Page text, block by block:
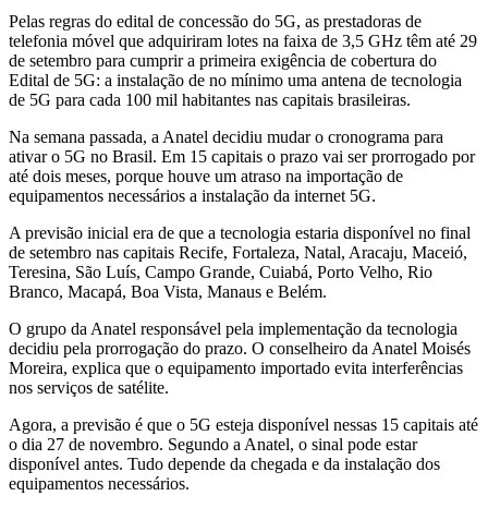
Pelas regras do edital de concessão do 5G, as prestadoras de
telefonia móvel que adquiriram lotes na faixa de 3,5 GHz têm até 29
de setembro para cumprir a primeira exigência de cobertura do
Edital de 5G: a instalação de no mínimo uma antena de tecnologia
de 5G para cada 100 mil habitantes nas capitais brasileiras.
Na semana passada, a Anatel decidiu mudar o cronograma para
ativar o 5G no Brasil. Em 15 capitais o prazo vai ser prorrogado por
até dois meses, porque houve um atraso na importação de
equipamentos necessários a instalação da internet 5G.
A previsão inicial era de que a tecnologia estaria disponível no final
de setembro nas capitais Recife, Fortaleza, Natal, Aracaju, Maceió,
Teresina, São Luís, Campo Grande, Cuiabá, Porto Velho, Rio
Branco, Macapá, Boa Vista, Manaus e Belém.
O grupo da Anatel responsável pela implementação da tecnologia
decidiu pela prorrogação do prazo. O conselheiro da Anatel Moisés
Moreira, explica que o equipamento importado evita interferências
nos serviços de satélite.
Agora, a previsão é que o 5G esteja disponível nessas 15 capitais até
o dia 27 de novembro. Segundo a Anatel, o sinal pode estar
disponível antes. Tudo depende da chegada e da instalação dos
equipamentos necessários.